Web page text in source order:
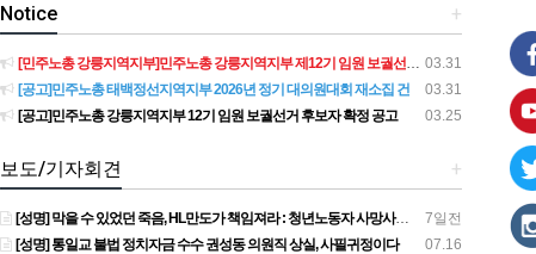
+
Notice
03.31
[민주노총 강릉지역지부]민주노총 강릉지역지부 제12기 임원 보궐선거결과 공고
03.31
[공고]민주노총 태백정선지역지부 2026년 정기 대의원대회 재소집 건
03.25
[공고]민주노총 강릉지역지부 12기 임원 보궐선거 후보자 확정 공고
+
보도/기자회견
7일전
[성명] 막을 수 있었던 죽음, HL만도가 책임져라 : 청년노동자 사망사고의 철저한 진상규명과 재발방지 대책 마련하라
07.16
[성명] 통일교 불법 정치자금 수수 권성동 의원직 상실, 사필귀정이다